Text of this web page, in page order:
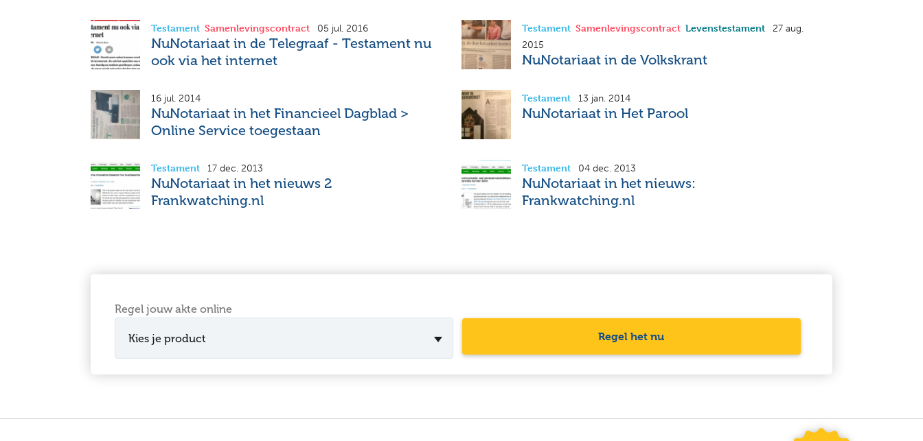
Testament Samenlevingscontract 05 jul. 2016
NuNotariaat in de Telegraaf - Testament nu
ook via het internet
Testament Samenlevingscontract Levenstestament
27 aug.
2015
NuNotariaat in de Volkskrant
16 jul. 2014
NuNotariaat in het Financieel Dagblad >
Online Service toegestaan
Testament 13 jan. 2014
NuNotariaat in Het Parool
Testament 17 dec. 2013
NuNotariaat in het nieuws 2
Frankwatching.nl
Testament 04 dec. 2013
NuNotariaat in het nieuws:
Frankwatching.nl
Regel jouw akte online
Kies je product Regel het nu